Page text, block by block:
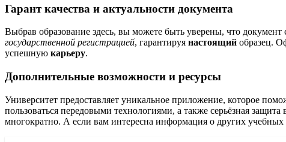
Гарант качества и актуальности документа
Выбрав образование здесь, вы можете быть уверены, что документ
государственной регистрацией, гарантируя настоящий образец.
успешную карьеру.
Дополнительные возможности и ресурсы
Университет предоставляет уникальное приложение, которое
пользоваться передовыми технологиями, а также серьёзная защита
многократно. А если вам интересна информация о других учебных